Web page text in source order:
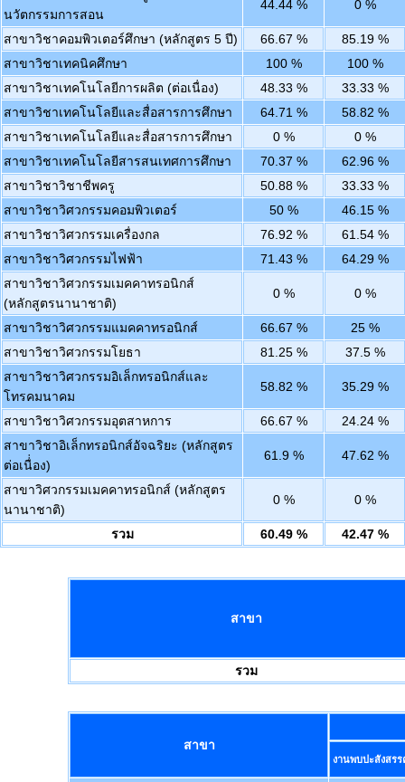
นวัตกรรมการสอน
44.44 % 0 %
สาขาวิชาคอมพิวเตอร์ศึกษา (หลักสูตร 5 ปี) 66.67 %
85.19 %
สาขาวิชาเทคนิคศึกษา
100 %
100 %
สาขาวิชาเทคโนโลยีการผลิต (ต่อเนื่อง)
48.33 %
33.33 %
สาขาวิชาเทคโนโลยีและสื่อสารการศึกษา
64.71 %
58.82 %
สาขาวิชาเทคโนโลยีและสื่อสารการศึกษา
0 %
0 %
สาขาวิชาเทคโนโลยีสารสนเทศการศึกษา
70.37 %
62.96 %
สาขาวิชาวิชาชีพครู
50.88 %
33.33 %
สาขาวิชาวิศวกรรมคอมพิวเตอร์
50 %
46.15 %
สาขาวิชาวิศวกรรมเครื่องกล
76.92 %
61.54 %
สาขาวิชาวิศวกรรมไฟฟ้า
71.43 %
64.29 %
สาขาวิชาวิศวกรรมเมคคาทรอนิกส์
(หลักสูตรนานาชาติ)
0 % 0 %
สาขาวิชาวิศวกรรมแมคคาทรอนิกส์ 66.67 %
25 %
สาขาวิชาวิศวกรรมโยธา
81.25 %
37.5 %
สาขาวิชาวิศวกรรมอิเล็กทรอนิกส์และ
โทรคมนาคม
58.82 % 35.29 %
สาขาวิชาวิศวกรรมอุตสาหการ 66.67 %
24.24 %
สาขาวิชาอิเล็กทรอนิกส์อัจฉริยะ (หลักสูตร
ต่อเนื่่อง)
61.9 % 47.62 %
สาขาวิศวกรรมเมคคาทรอนิกส์ (หลักสูตร
นานาชาติ)
0 % 0 %
รวม 60.49 % 42.47 %
สาขา
รวม
สาขา
งานพบปะสังสรร